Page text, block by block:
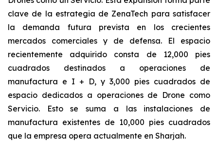
clave de la estrategia de ZenaTech para satisfacer
la demanda futura prevista en los crecientes
mercados comerciales y de defensa. El espacio
recientemente adquirido consta de 12,000 pies
cuadrados destinados a operaciones de
manufactura e I + D, y 3,000 pies cuadrados de
espacio dedicados a operaciones de Drone como
Servicio. Esto se suma a las instalaciones de
manufactura existentes de 10,000 pies cuadrados
que la empresa opera actualmente en Sharjah.